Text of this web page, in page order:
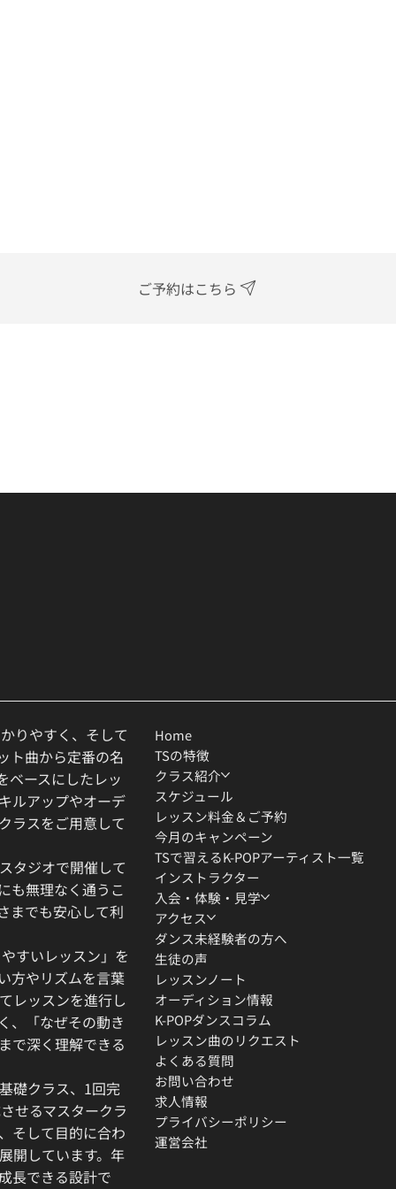
ご予約はこちら
りやすく、そして
ト曲から定番の名
ベースにしたレッ
ルアップやオーデ
ラスをご用意して
タジオで開催して
も無理なく通うこ
までも安心して利
すいレッスン」を
方やリズムを言葉
レッスンを進行し
、「なぜその動き
で深く理解できる
礎クラス、1回完
せるマスタークラ
そして目的に合わ
開しています。年
長できる設計で
Home
TSの特徴
クラス紹介
スケジュール
レッスン料金＆ご予約
今月のキャンペーン
TSで習えるK-POPアーティスト一覧
インストラクター
入会・体験・見学
アクセス
ダンス未経験者の方へ
生徒の声
レッスンノート
オーディション情報
K-POPダンスコラム
レッスン曲のリクエスト
よくある質問
お問い合わせ
求人情報
プライバシーポリシー
運営会社